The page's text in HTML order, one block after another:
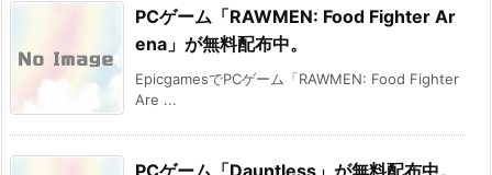
PCゲーム「RAWMEN: Food Fighter Ar
ena」が無料配布中。
EpicgamesでPCゲーム「RAWMEN: Food Fighter
Are ...
PCゲーム「Dauntless」が無料配布中。